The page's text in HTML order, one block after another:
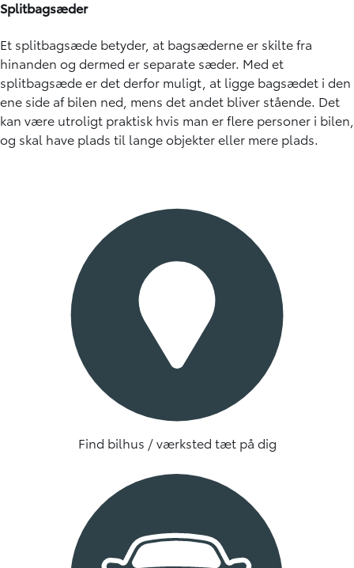
Splitbagsæder
Et splitbagsæde betyder, at bagsæderne er skilte fra
hinanden og dermed er separate sæder. Med et
splitbagsæde er det derfor muligt, at ligge bagsædet i den
ene side af bilen ned, mens det andet bliver stående. Det
kan være utroligt praktisk hvis man er flere personer i bilen,
og skal have plads til lange objekter eller mere plads.
Find bilhus / værksted tæt på dig